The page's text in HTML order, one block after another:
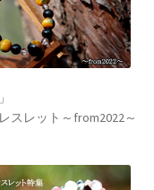
スレット～from2022～